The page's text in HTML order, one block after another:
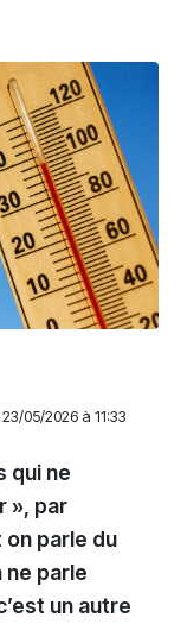
05/2026 à 11:33
qui ne
», par
parle du
ne parle
un autre